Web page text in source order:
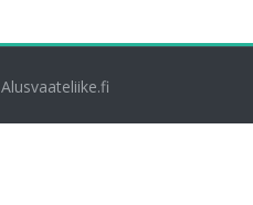
Alusvaateliike.fi